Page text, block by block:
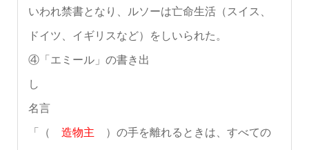
いわれ禁書となり、ルソーは亡命生活（スイス、
ドイツ、イギリスなど）をしいられた。
④「エミール」の書き出
し
名言
「（ 造物主 ）の手を離れるときは、すべての